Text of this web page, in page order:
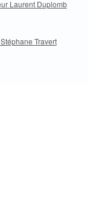
Laurent Duplomb
Travert